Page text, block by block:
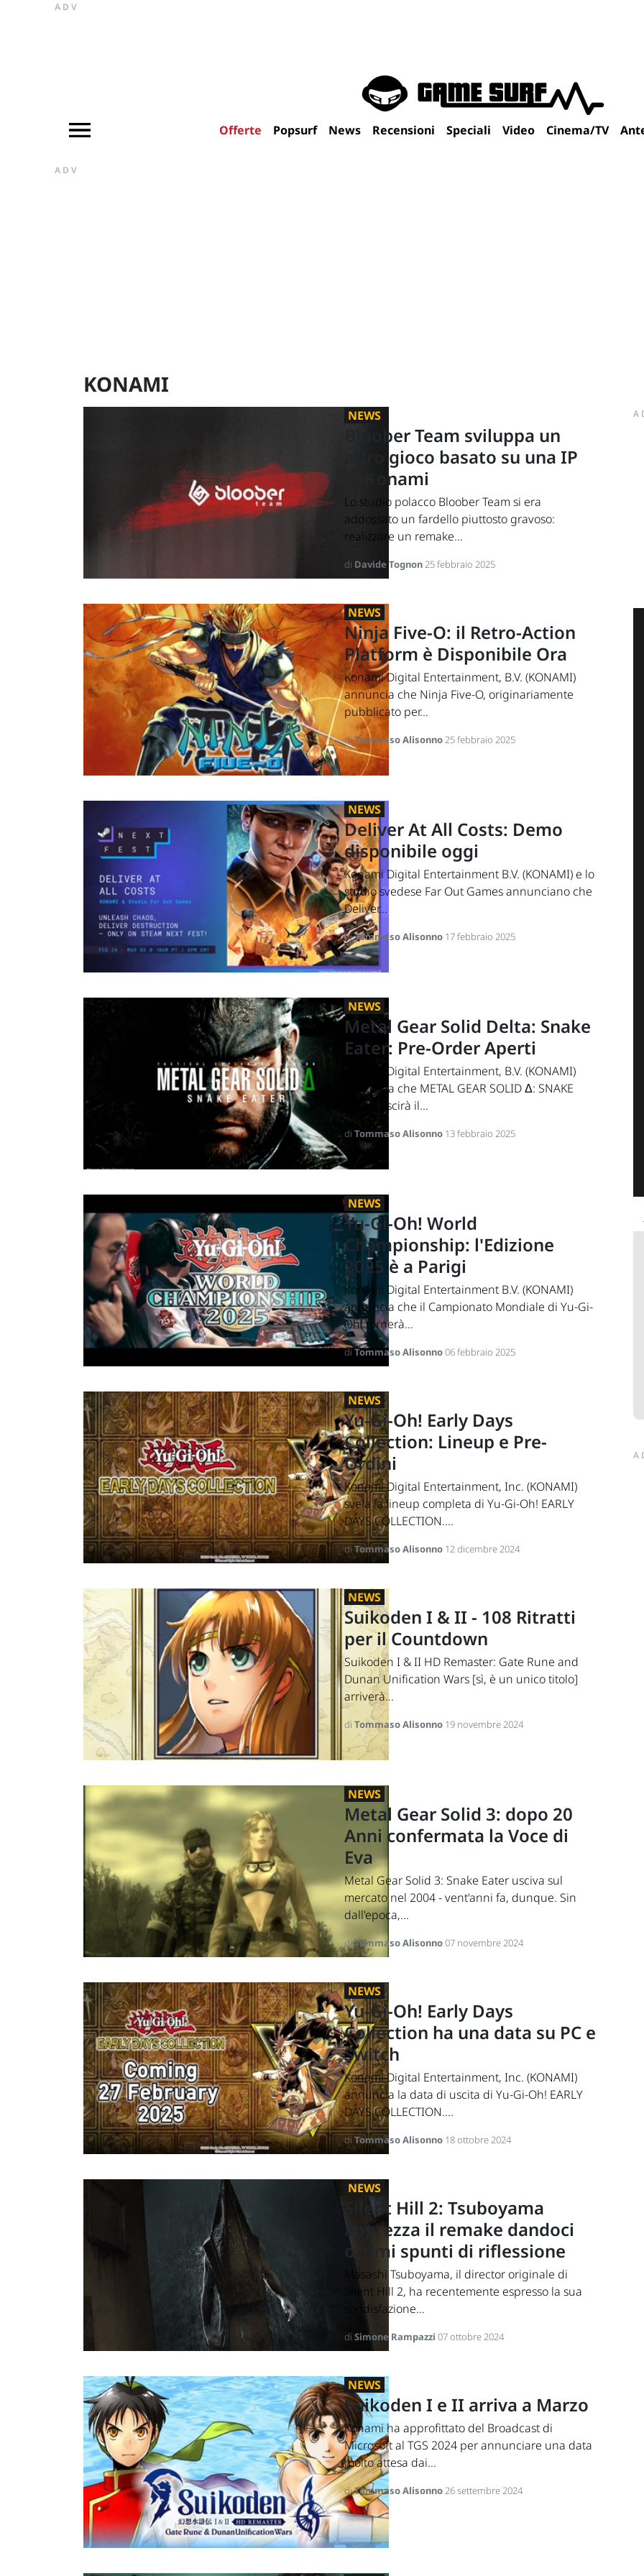
ADV
Offerte Popsurf News Recensioni Speciali Video Cinema/TV
ADV
KONAMI
NEWS
Bloober Team sviluppa un
altro gioco basato su una IP
di Konami
Lo studio polacco Bloober Team si era
addossato un fardello piuttosto gravoso:
realizzare un remake...
di Davide Tognon25 febbraio 2025
NEWS
Ninja Five-O: il Retro-Action
Platform è Disponibile Ora
Konami Digital Entertainment, B.V. (KONAMI)
annuncia che Ninja Five-O, originariamente
pubblicato per...
diTommaso Alisonno25 febbraio 2025
NEWS
Deliver At All Costs: Demo
disponibile oggi
Konami Digital Entertainment B.V. (KONAMI) e lo
studio svedese Far Out Games annunciano che
Deliver...
diTommaso Alisonno 17 febbraio 2025
NEWS
Metal Gear Solid Delta: Snake
Eater: Pre-Order Aperti
Konami Digital Entertainment, B.V. (KONAMI)
annuncia che METAL GEAR SOLID Δ: SNAKE
EATER uscirà il...
di Tommaso Alisonno 13 febbraio 2025
NEWS
Yu-Gi-Oh! World
Championship: l'Edizione
2025 è a Parigi
Konami Digital Entertainment B.V. (KONAMI)
annuncia che il Campionato Mondiale di Yu-Gi-
Oh! tornerà...
diTommaso Alisonno06 febbraio 2025
NEWS
Yu-Gi-Oh! Early Days
Collection: Lineup e Pre-
Ordini
Konami Digital Entertainment, Inc. (KONAMI)
svela la lineup completa di Yu-Gi-Oh! EARLY
DAYS COLLECTION....
diTommaso Alisonno 12 dicembre 2024
NEWS
Suikoden I & II - 108 Ritratti
per il Countdown
Suikoden I & II HD Remaster: Gate Rune and
Dunan Unification Wars [sì, è un unico titolo]
arriverà...
di Tommaso Alisonno 19 novembre 2024
NEWS
Metal Gear Solid 3: dopo 20
Anni confermata la Voce di
Eva
Metal Gear Solid 3: Snake Eater usciva sul
mercato nel 2004 - vent'anni fa, dunque. Sin
dall'epoca,...
diTommaso Alisonno07 novembre 2024
NEWS
Yu-Gi-Oh! Early Days
Collection ha una data su PC e
Switch
Konami Digital Entertainment, Inc. (KONAMI)
annuncia la data di uscita di Yu-Gi-Oh! EARLY
DAYS COLLECTION....
diTommaso Alisonno 18 ottobre 2024
NEWS
Silent Hill 2: Tsuboyama
apprezza il remake dandoci
ottimi spunti di riflessione
Masashi Tsuboyama, il director originale di
Silent Hill 2, ha recentemente espresso la sua
soddisfazione...
di Simone Rampazzi 07 ottobre 2024
NEWS
Suikoden I e II arriva a Marzo
Konami ha approfittato del Broadcast di
Microsoft al TGS 2024 per annunciare una data
molto attesa dai...
diTommaso Alisonno26 settembre 2024